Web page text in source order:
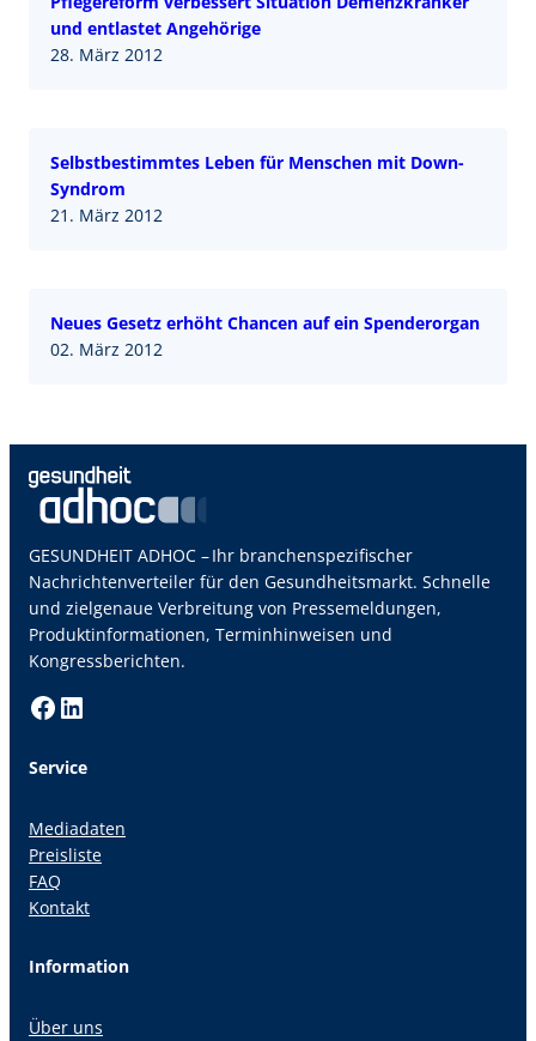
und entlastet Angehörige
28. März 2012
Selbstbestimmtes Leben für Menschen mit Down-
Syndrom
21. März 2012
Neues Gesetz erhöht Chancen auf ein Spenderorgan
02. März 2012
GESUNDHEIT ADHOC – Ihr branchenspezifischer
Nachrichtenverteiler für den Gesundheitsmarkt. Schnelle
und zielgenaue Verbreitung von Pressemeldungen,
Produktinformationen, Terminhinweisen und
Kongressberichten.
Facebook LinkedIn
Service
Mediadaten
Preisliste
FAQ
Kontakt
Information
Über uns